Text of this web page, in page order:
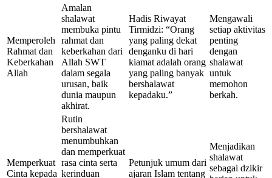
Memperoleh
Rahmat dan
Keberkahan
Allah
Amalan
shalawat
membuka pintu
rahmat dan
keberkahan dari
Allah SWT
dalam segala
urusan, baik
dunia maupun
akhirat.
Hadis Riwayat
Tirmidzi: “Orang
yang paling dekat
denganku di hari
kiamat adalah orang
yang paling banyak
bershalawat
kepadaku.”
Mengawali
setiap aktivitas
penting
dengan
shalawat
untuk
memohon
berkah.
Memperkuat
Cinta kepada
Rutin
bershalawat
menumbuhkan
dan memperkuat
rasa cinta serta
kerinduan
Petunjuk umum dari
ajaran Islam tentang
Menjadikan
shalawat
sebagai dzikir